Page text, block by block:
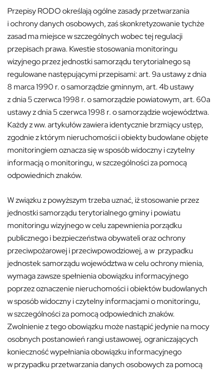
Przepisy RODO określają ogólne zasady przetwarzania
i ochrony danych osobowych, zaś skonkretyzowanie tychże
zasad ma miejsce w szczególnych wobec tej regulacji
przepisach prawa. Kwestie stosowania monitoringu
wizyjnego przez jednostki samorządu terytorialnego są
regulowane następującymi przepisami: art. 9a ustawy z dnia
8 marca 1990 r. o samorządzie gminnym, art. 4b ustawy
z dnia 5 czerwca 1998 r. o samorządzie powiatowym, art. 60a
ustawy z dnia 5 czerwca 1998 r. o samorządzie województwa.
Każdy z ww. artykułów zawiera identycznie brzmiący ustęp,
zgodnie z którym nieruchomości i obiekty budowlane objęte
monitoringiem oznacza się w sposób widoczny i czytelny
informacją o monitoringu, w szczególności za pomocą
odpowiednich znaków.
W związku z powyższym trzeba uznać, iż stosowanie przez
jednostki samorządu terytorialnego gminy i powiatu
monitoringu wizyjnego w celu zapewnienia porządku
publicznego i bezpieczeństwa obywateli oraz ochrony
przeciwpożarowej i przeciwpowodziowej, a w przypadku
jednostek samorządu województwa w celu ochrony mienia,
wymaga zawsze spełnienia obowiązku informacyjnego
poprzez oznaczenie nieruchomości i obiektów budowlanych
w sposób widoczny i czytelny informacjami o monitoringu,
w szczególności za pomocą odpowiednich znaków.
Zwolnienie z tego obowiązku może nastąpić jedynie na mocy
osobnych postanowień rangi ustawowej, ograniczających
konieczność wypełniania obowiązku informacyjnego
w przypadku przetwarzania danych osobowych za pomocą